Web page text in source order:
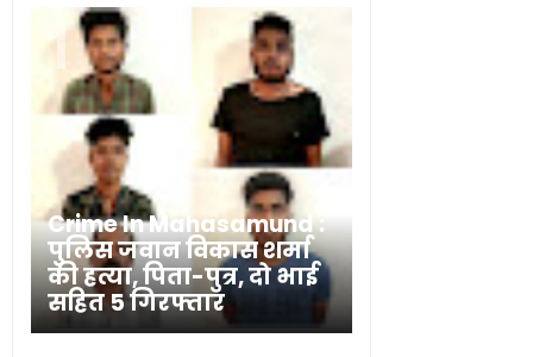
Crime In Mahasamund :
पुलिस जवान विकास शर्मा
की हत्या, पिता-पुत्र, दो भाई
सहित 5 गिरफ्तार